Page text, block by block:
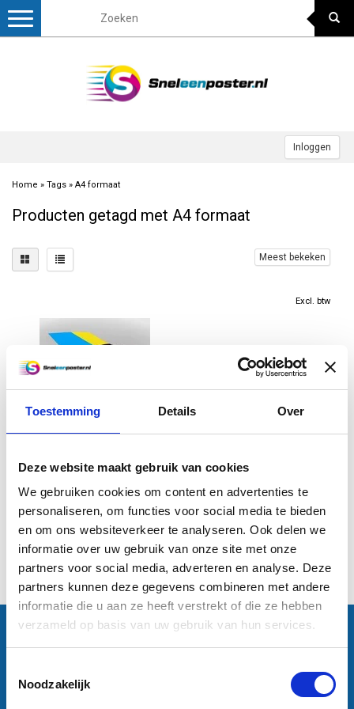
Toestemming Details Over
Deze website maakt gebruik van cookies
We gebruiken cookies om content en advertenties te
personaliseren, om functies voor social media te bieden
en om ons websiteverkeer te analyseren. Ook delen we
informatie over uw gebruik van onze site met onze
partners voor social media, adverteren en analyse. Deze
partners kunnen deze gegevens combineren met andere
informatie die u aan ze heeft verstrekt of die ze hebben
verzameld op basis van uw gebruik van hun services.
Noodzakelijk
Inloggen
Toggle
Home » Tags » A4 formaat
Producten getagd met A4 formaat
Meest bekeken
A4 poster (29,7 x 21 cm)
€2,50
Informatie
Excl. btw
1
Contactgegevens
Sneleenposter.nl
1771 PA Wieringerwerf